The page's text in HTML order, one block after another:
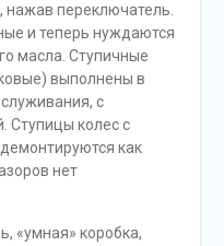
нажав переключатель.
и теперь нуждаются
масла. Ступичные
выполнены в
с
Ступицы колес с
как
нет
«умная» коробка,